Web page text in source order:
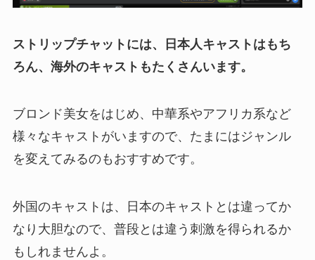
ストリップチャットには、日本人キャストはもち
ろん、海外のキャストもたくさんいます。
ブロンド美女をはじめ、中華系やアフリカ系など
様々なキャストがいますので、たまにはジャンル
を変えてみるのもおすすめです。
外国のキャストは、日本のキャストとは違ってか
なり大胆なので、普段とは違う刺激を得られるか
もしれませんよ。